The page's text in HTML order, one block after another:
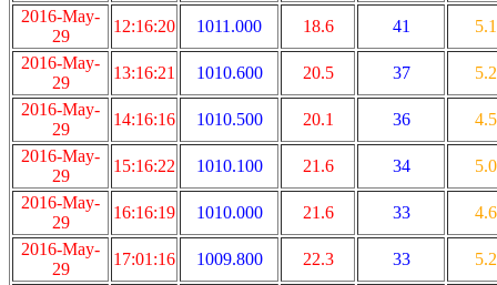
2016-May-
29
12:16:20 1011.000 18.6 41
5.1
2016-May-
29
13:16:21 1010.600 20.5 37
5.2
2016-May-
29
14:16:16 1010.500 20.1 36
4.5
2016-May-
29
15:16:22 1010.100 21.6 34
5.0
2016-May-
29
16:16:19 1010.000 21.6 33
4.6
2016-May-
29
17:01:16 1009.800 22.3 33
5.2